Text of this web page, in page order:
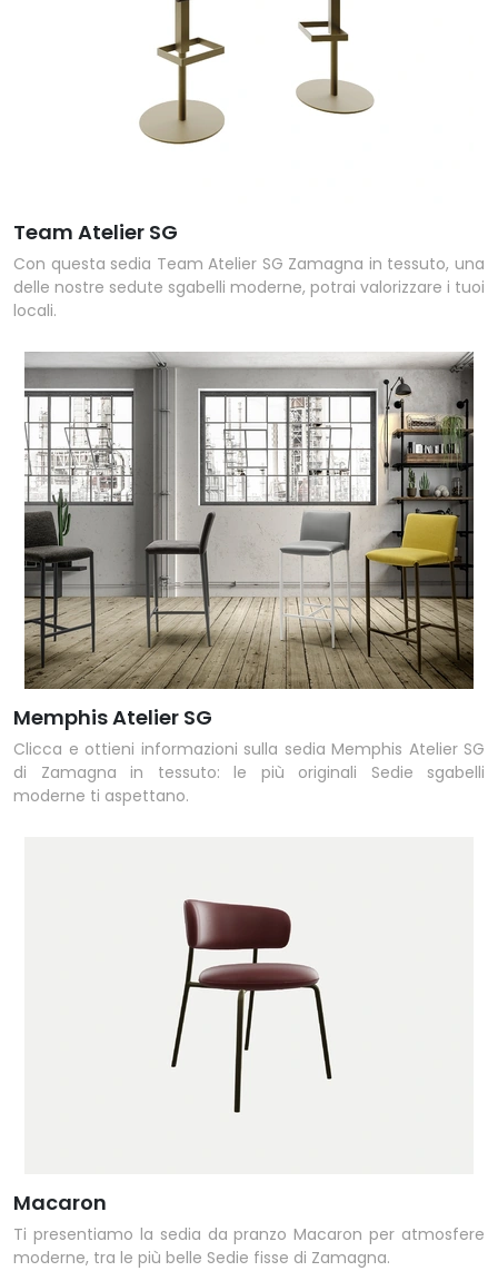
Team Atelier SG
Con questa sedia Team Atelier SG Zamagna in tessuto, una
delle nostre sedute sgabelli moderne, potrai valorizzare i tuoi
locali.
Memphis Atelier SG
Clicca e ottieni informazioni sulla sedia Memphis Atelier SG
di Zamagna in tessuto: le più originali Sedie sgabelli
moderne ti aspettano.
Macaron
Ti presentiamo la sedia da pranzo Macaron per atmosfere
moderne, tra le più belle Sedie fisse di Zamagna.